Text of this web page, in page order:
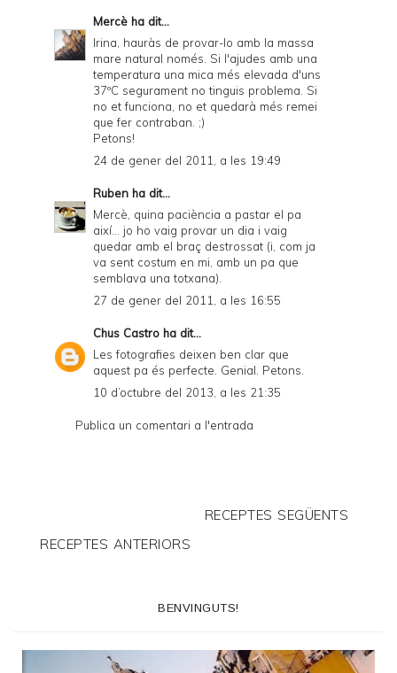
Mercè ha dit...
Irina, hauràs de provar-lo amb la massa
mare natural només. Si l'ajudes amb una
temperatura una mica més elevada d'uns
37ºC segurament no tinguis problema. Si
no et funciona, no et quedarà més remei
que fer contraban. ;)
Petons!
24 de gener del 2011, a les 19:49
Ruben ha dit...
Mercè, quina paciència a pastar el pa
així... jo ho vaig provar un dia i vaig
quedar amb el braç destrossat (i, com ja
va sent costum en mi, amb un pa que
semblava una totxana).
27 de gener del 2011, a les 16:55
Chus Castro ha dit...
Les fotografies deixen ben clar que
aquest pa és perfecte. Genial. Petons.
10 d’octubre del 2013, a les 21:35
Publica un comentari a l'entrada
RECEPTES SEGÜENTS
RECEPTES ANTERIORS
BENVINGUTS!